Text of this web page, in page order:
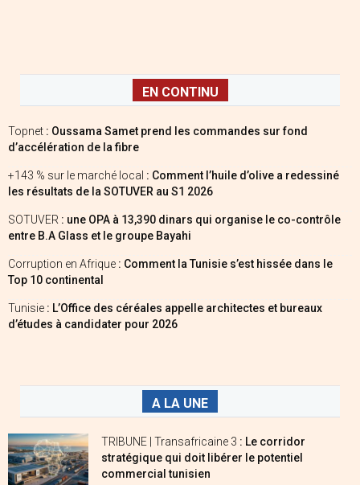
EN CONTINU
Topnet : Oussama Samet prend les commandes sur fond
d’accélération de la fibre
+143 % sur le marché local : Comment l’huile d’olive a redessiné
les résultats de la SOTUVER au S1 2026
SOTUVER : une OPA à 13,390 dinars qui organise le co-contrôle
entre B.A Glass et le groupe Bayahi
Corruption en Afrique : Comment la Tunisie s’est hissée dans le
Top 10 continental
Tunisie : L’Office des céréales appelle architectes et bureaux
d’études à candidater pour 2026
A LA UNE
TRIBUNE | Transafricaine 3 : Le corridor
stratégique qui doit libérer le potentiel
commercial tunisien